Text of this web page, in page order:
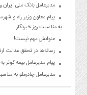
مدیرعامل بانک ملی ایران
پیام معاون وزیر راه و
به مناسبت روز خبرنگار
عنوانش مهم نیست!
رسانه‌ها در تحقق عدالت
پیام مدیرعامل بیمه کوثر
مدیرعامل چادرملو به